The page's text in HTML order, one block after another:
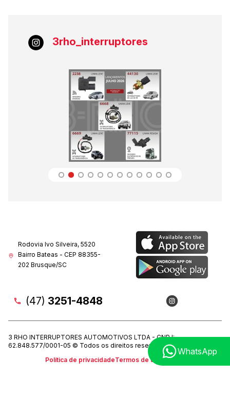
3rho_interruptores
WhatsApp
Rodovia Ivo Silveira, 5520
Bairro Bateas - CEP 88355-
202 Brusque/SC
(47) 3251-4848
3 RHO INTERRUPTORES AUTOMOTIVOS LTDA - CNPJ:
62.848.577/0001-05 © Todos os direitos reservados. 2022
Política de privacidadeTermos de uso (LGPD)